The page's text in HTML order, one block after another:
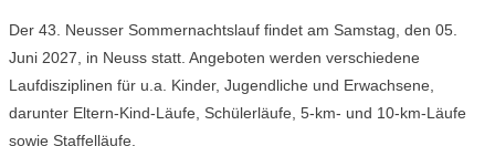
Der 43. Neusser Sommernachtslauf findet am Samstag, den 05.
Juni 2027, in Neuss statt. Angeboten werden verschiedene
Laufdisziplinen für u.a. Kinder, Jugendliche und Erwachsene,
darunter Eltern-Kind-Läufe, Schülerläufe, 5-km- und 10-km-Läufe
sowie Staffelläufe.